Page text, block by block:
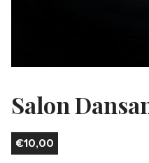
Salon
€10,00